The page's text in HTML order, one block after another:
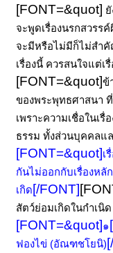
[FONT=&quot]
จะพูดเรื่องนรกสวรร
จะมีหรือไม่มีก็ไม่สำคั
เรื่องนี้ ควรสนใจแต่เ
[FONT=&quot]ข้
ของพระพุทธศาสนา
เพราะความเชื่อในเ
ธรรม ทั้งส่วนบุคคลแ
[FONT=&quot]เ
กันไม่ออกกับเรื่องหลั
เกิด [/FONT]
สัตว์ย่อมเกิดในกำเนิ
[FONT=&quot]๑
ฟองไข่ (อัณฑชโยนิ)